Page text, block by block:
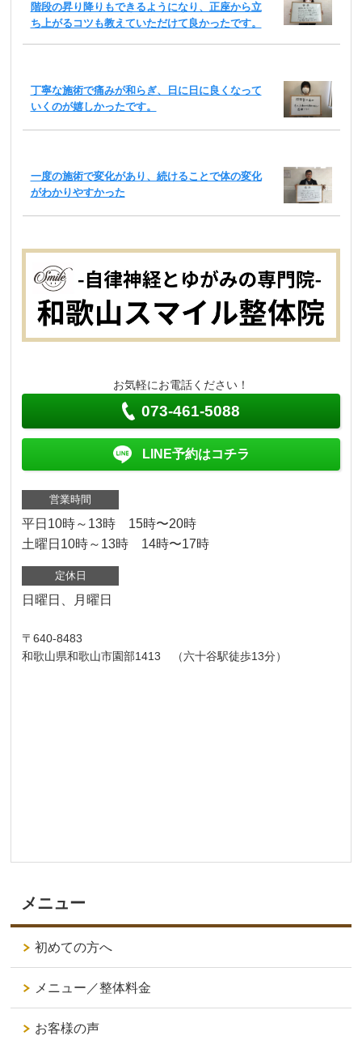
階段の昇り降りもできるようになり、正座から立
ち上がるコツも教えていただけて良かったです。
丁寧な施術で痛みが和らぎ、日に日に良くなって
いくのが嬉しかったです。
一度の施術で変化があり、続けることで体の変化
がわかりやすかった
お気軽にお電話ください！
073-461-5088
LINE予約はコチラ
営業時間
平日10時～13時 15時〜20時
土曜日10時～13時 14時〜17時
定休日
日曜日、月曜日
〒640-8483
和歌山県和歌山市園部1413 （六十谷駅徒歩13分）
メニュー
初めての方へ
メニュー／整体料金
お客様の声